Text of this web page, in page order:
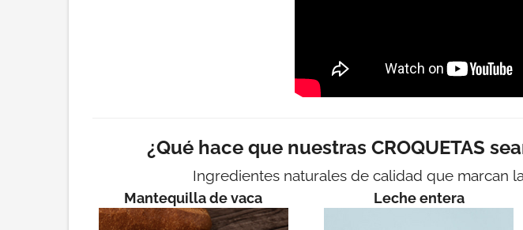
¿Qué hace que nuestras CROQUETAS
Ingredientes naturales de calidad que marcan
Mantequilla de vaca Leche entera